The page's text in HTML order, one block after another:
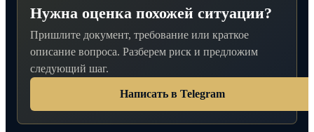
Нужна оценка похожей ситуации?
Пришлите документ, требование или краткое
описание вопроса. Разберем риск и предложим
следующий шаг.
Написать в Telegram